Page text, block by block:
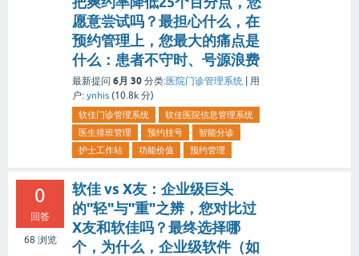
愿意尝试吗？最担心什么，在
预约管理上，您最大的痛点是
什么：患者不守时、号源浪费
最新提问 6月 30 分类:医院门诊管理系统
用
户: ynhis (10.8k 分)
软佳门诊管理系统
软佳医院信息管理系统
医生排班管理
预约挂号
智能分诊
护士工作站
功能价值 预约管理
0
回答
68 浏览
软佳 vs X友：企业级巨头
的"轻"与"重"之辨，您对比过
X友和软佳吗？最终选择哪
个，为什么，企业级软件（如